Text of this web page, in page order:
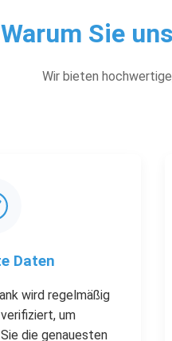
Warum Sie
Wir bieten
Daten
wird regelmäßig
um
die genauesten